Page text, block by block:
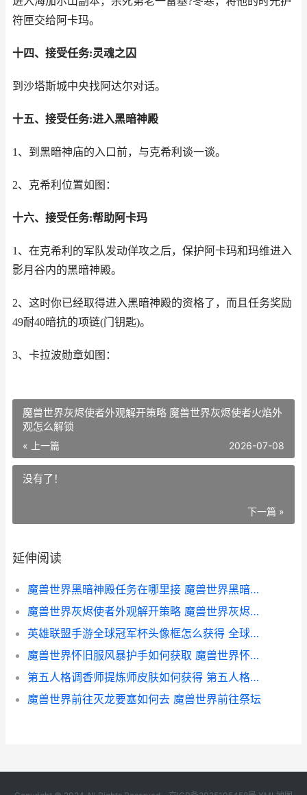
符匣交给阿卡玛。
十四、接受任务:灵魂之囚
到沙塔斯城中央找阿达尔对话。
十五、接受任务:进入黑暗神殿
1、到黑暗神庙的入口前，与克希利谈一谈。
2、克希利位置如图：
十六、接受任务:帮助阿卡玛
1、在克希利的军队发动佯攻之后，保护阿卡玛和玛维进入
影月谷内的黑暗神殿。
2、这时你已经取得进入黑暗神殿的资格了，而且任务奖励
49耐40暗抗的项链(门钥匙)。
3、卡拉波勋章如图：
魔兽世界灰烬使者外观解开策略 魔兽世界灰烬使者火焰外
观怎么解锁
« 上一篇 2026-07-08
没有了！
下一篇 »
延伸阅读
魔兽世界黑暗神殿任务在哪里接 魔兽世界黑暗神殿怎么直接打伊利丹
魔兽世界灰烬使者外观解开策略 魔兽世界灰烬使者火焰外观怎么解锁
英雄联盟手游全球冠军杯头像框怎么获得 全球冠军杯头像框获得方法
魔兽世界怀旧服风暴护手如何获取 魔兽世界怀旧服60版本
第五人格调香师提炼师皮肤如何获得 第五人格调香师技能
魔兽世界前往灭龙要塞如何去 魔兽世界前往祭坛